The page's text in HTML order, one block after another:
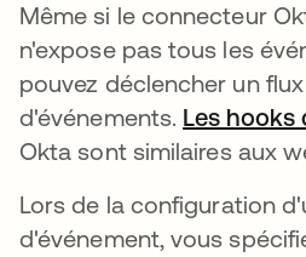
Même si le connecteur
n'expose pas tous les
pouvez déclencher un
d'événements. Les hooks
Okta sont similaires aux
Lors de la configuration
d'événement, vous